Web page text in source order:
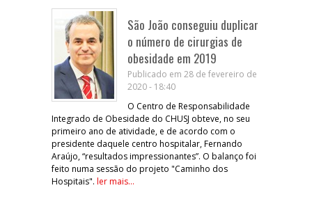
São João conseguiu duplicar
o número de cirurgias de
obesidade em 2019
Publicado em 28 de fevereiro de
2020 - 18:40
O Centro de Responsabilidade
Integrado de Obesidade do CHUSJ obteve, no seu
primeiro ano de atividade, e de acordo com o
presidente daquele centro hospitalar, Fernando
Araújo, “resultados impressionantes”. O balanço foi
feito numa sessão do projeto "Caminho dos
Hospitais". ler mais...